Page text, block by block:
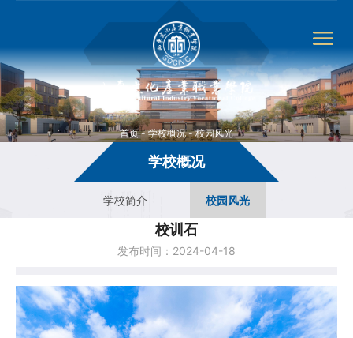
首页-学校概况-校园风光
学校概况
学校简介 校园风光
校训石
发布时间：2024-04-18